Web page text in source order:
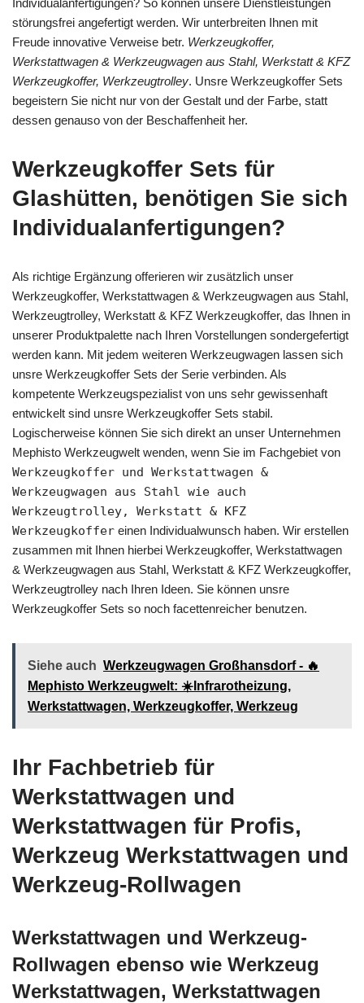
störungsfrei angefertigt werden. Wir unterbreiten Ihnen mit
Freude innovative Verweise betr. Werkzeugkoffer,
Werkstattwagen & Werkzeugwagen aus Stahl, Werkstatt & KFZ
Werkzeugkoffer, Werkzeugtrolley. Unsre Werkzeugkoffer Sets
begeistern Sie nicht nur von der Gestalt und der Farbe, statt
dessen genauso von der Beschaffenheit her.
Werkzeugkoffer Sets für
Glashütten, benötigen Sie sich
Individualanfertigungen?
Als richtige Ergänzung offerieren wir zusätzlich unser
Werkzeugkoffer, Werkstattwagen & Werkzeugwagen aus Stahl,
Werkzeugtrolley, Werkstatt & KFZ Werkzeugkoffer, das Ihnen in
unserer Produktpalette nach Ihren Vorstellungen sondergefertigt
werden kann. Mit jedem weiteren Werkzeugwagen lassen sich
unsre Werkzeugkoffer Sets der Serie verbinden. Als
kompetente Werkzeugspezialist von uns sehr gewissenhaft
entwickelt sind unsre Werkzeugkoffer Sets stabil.
Logischerweise können Sie sich direkt an unser Unternehmen
Mephisto Werkzeugwelt wenden, wenn Sie im Fachgebiet von
Werkzeugkoffer und Werkstattwagen &
Werkzeugwagen aus Stahl wie auch
Werkzeugtrolley, Werkstatt & KFZ
Werkzeugkoffer einen Individualwunsch haben. Wir erstellen
zusammen mit Ihnen hierbei Werkzeugkoffer, Werkstattwagen
& Werkzeugwagen aus Stahl, Werkstatt & KFZ Werkzeugkoffer,
Werkzeugtrolley nach Ihren Ideen. Sie können unsre
Werkzeugkoffer Sets so noch facettenreicher benutzen.
Siehe auch Werkzeugwagen Großhansdorf - 🔥
Mephisto Werkzeugwelt: ☀️Infrarotheizung,
Werkstattwagen, Werkzeugkoffer, Werkzeug
Ihr Fachbetrieb für
Werkstattwagen und
Werkstattwagen für Profis,
Werkzeug Werkstattwagen und
Werkzeug-Rollwagen
Werkstattwagen und Werkzeug-
Rollwagen ebenso wie Werkzeug
Werkstattwagen, Werkstattwagen